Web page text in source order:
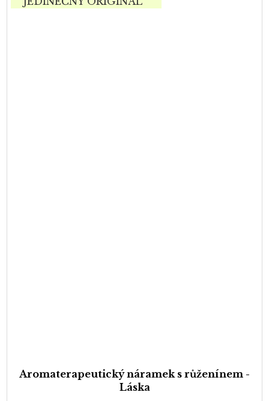
Aromaterapeutický náramek s růženínem -
Láska